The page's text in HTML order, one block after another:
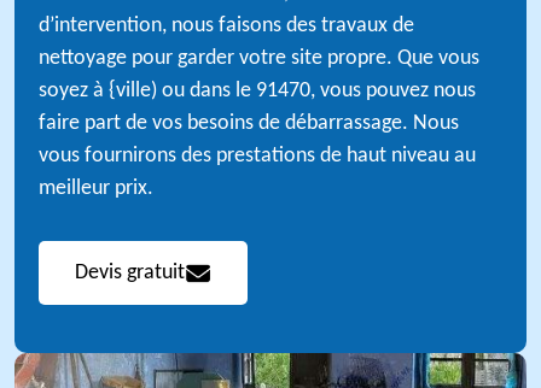
d’intervention, nous faisons des travaux de
nettoyage pour garder votre site propre. Que vous
soyez à {ville) ou dans le 91470, vous pouvez nous
faire part de vos besoins de débarrassage. Nous
vous fournirons des prestations de haut niveau au
meilleur prix.
Devis gratuit